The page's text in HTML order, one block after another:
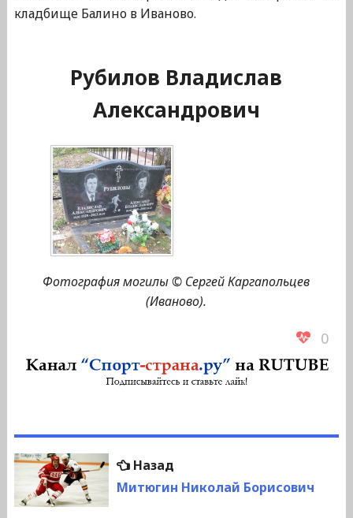
кладбище Балино в Иваново.
Рубилов Владислав
Александрович
Фотография могилы © Сергей Каргапольцев
(Иваново).
0
Навигация
по
НазадПредыдущая
запись:
Митюгин Николай Борисович